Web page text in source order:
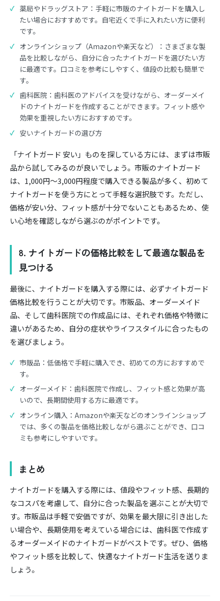
薬局やドラッグストア：手軽に市販のナイトガードを購入し
たい場合におすすめです。自宅近くで手に入れたい方に便利
です。
オンラインショップ（Amazonや楽天など）：さまざまな製
品を比較しながら、自分に合ったナイトガードを選びたい方
に最適です。口コミを参考にしやすく、値段の比較も簡単で
す。
歯科医院：歯科医のアドバイスを受けながら、オーダーメイ
ドのナイトガードを作成することができます。フィット感や
効果を重視したい方におすすめです。
安いナイトガードの選び方
「ナイトガード 安い」ものを探している方には、まずは市販
品から試してみるのが良いでしょう。市販のナイトガード
は、1,000円〜3,000円程度で購入できる製品が多く、初めて
ナイトガードを使う方にとって手軽な選択肢です。ただし、
価格が安い分、フィット感が十分でないこともあるため、使
い心地を確認しながら選ぶのがポイントです。
8. ナイトガードの価格比較をして最適な製品を
見つける
最後に、ナイトガードを購入する際には、必ずナイトガード
価格比較を行うことが大切です。市販品、オーダーメイド
品、そして歯科医院での作成品には、それぞれ価格や特徴に
違いがあるため、自分の症状やライフスタイルに合ったもの
を選びましょう。
市販品：低価格で手軽に購入でき、初めての方におすすめで
す。
オーダーメイド：歯科医院で作成し、フィット感と効果が高
いので、長期間使用する方に最適です。
オンライン購入：Amazonや楽天などのオンラインショップ
では、多くの製品を価格比較しながら選ぶことができ、口コ
ミも参考にしやすいです。
まとめ
ナイトガードを購入する際には、値段やフィット感、長期的
なコスパを考慮して、自分に合った製品を選ぶことが大切で
す。市販品は手軽で安価ですが、効果を最大限に引き出した
い場合や、長期使用を考えている場合には、歯科医で作成す
るオーダーメイドのナイトガードがベストです。ぜひ、価格
やフィット感を比較して、快適なナイトガード生活を送りま
しょう。